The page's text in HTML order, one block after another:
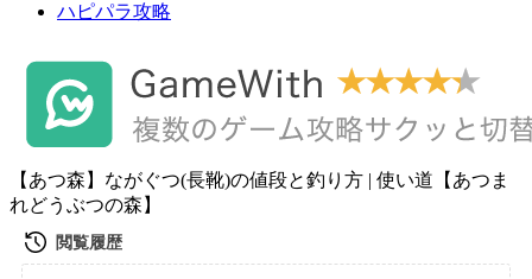
ハピパラ攻略
【あつ森】ながぐつ(長靴)の値段と釣り方 | 使い道【あつま
れどうぶつの森】